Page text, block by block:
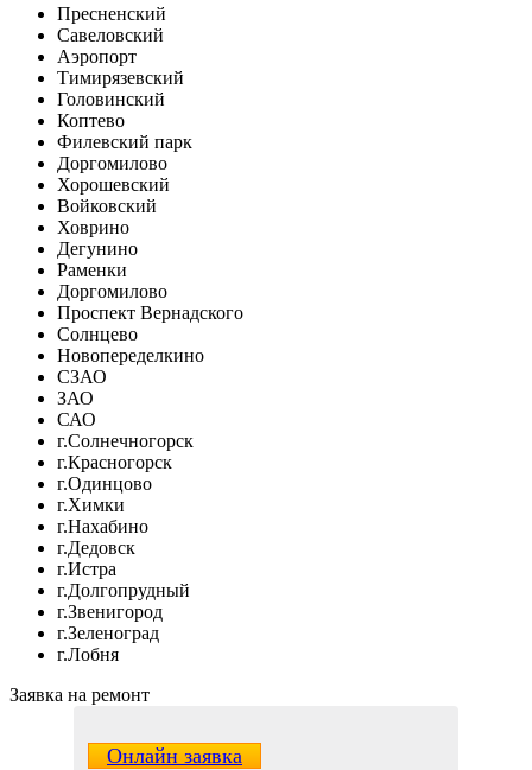
Пресненский
Савеловский
Аэропорт
Тимирязевский
Головинский
Коптево
Филевский парк
Доргомилово
Хорошевский
Войковский
Ховрино
Дегунино
Раменки
Доргомилово
Проспект Вернадского
Солнцево
Новопеределкино
СЗАО
ЗАО
САО
г.Солнечногорск
г.Красногорск
г.Одинцово
г.Химки
г.Нахабино
г.Дедовск
г.Истра
г.Долгопрудный
г.Звенигород
г.Зеленоград
г.Лобня
Заявка на ремонт
Онлайн заявка